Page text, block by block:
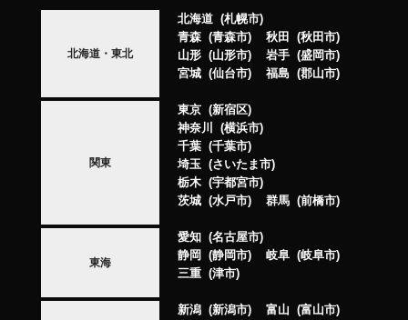
北海道・東北
北海道
札幌市
青森
青森市 秋田
秋田市
山形
山形市 岩手
盛岡市
宮城
仙台市 福島 郡山市
関東
東京
新宿区
神奈川
横浜市
千葉
千葉市
埼玉
さいたま市
栃木
宇都宮市
茨城
水戸市 群馬 前橋市
東海
愛知
名古屋市
静岡
静岡市 岐阜
岐阜市
三重
津市
新潟 新潟市 富山
富山市